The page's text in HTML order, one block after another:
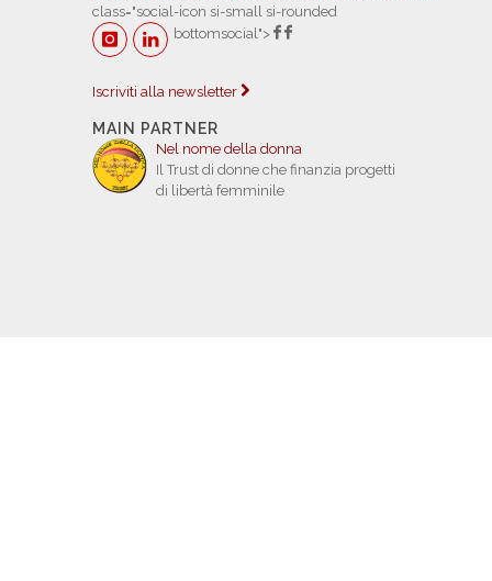
class="social-icon si-small si-rounded
bottomsocial">
Iscriviti alla newsletter
MAIN PARTNER
Nel nome della donna
Il Trust di donne che finanzia progetti
di libertà femminile